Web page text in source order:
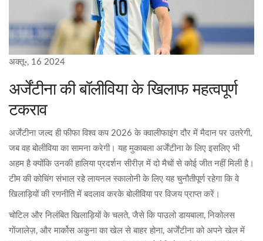
अक्तू॰, 16 2024
अर्जेंटीना की बॉलीविया के खिलाफ महत्वपूर्ण
टकराव
अर्जेंटीना जल्द ही फीफा विश्व कप 2026 के क्वालीफाइंग दौर में मैदान पर उतरेगी,
जब वह बोलीविया का सामना करेगी। यह मुकाबला अर्जेंटीना के लिए इसलिए भी
अहम है क्योंकि उनकी हालिया प्रदर्शन सीरीज़ में दो मैचों से कोई जीत नहीं मिली है।
टीम की कोचिंग संभाल रहे लायनल स्कालोनी के लिए यह चुनौतीपूर्ण रहेगा कि वे
खिलाड़ियों की रणनीति में बदलाव करके बोलीविया पर विजय प्राप्त करें।
चोटिल और निलंबित खिलाड़ियों के चलते, जैसे कि पाउलो डायबाला, निकोलस
गोंजालेज़, और मार्कोस अकुना का खेल से बाहर होना, अर्जेंटीना को अपने खेल में